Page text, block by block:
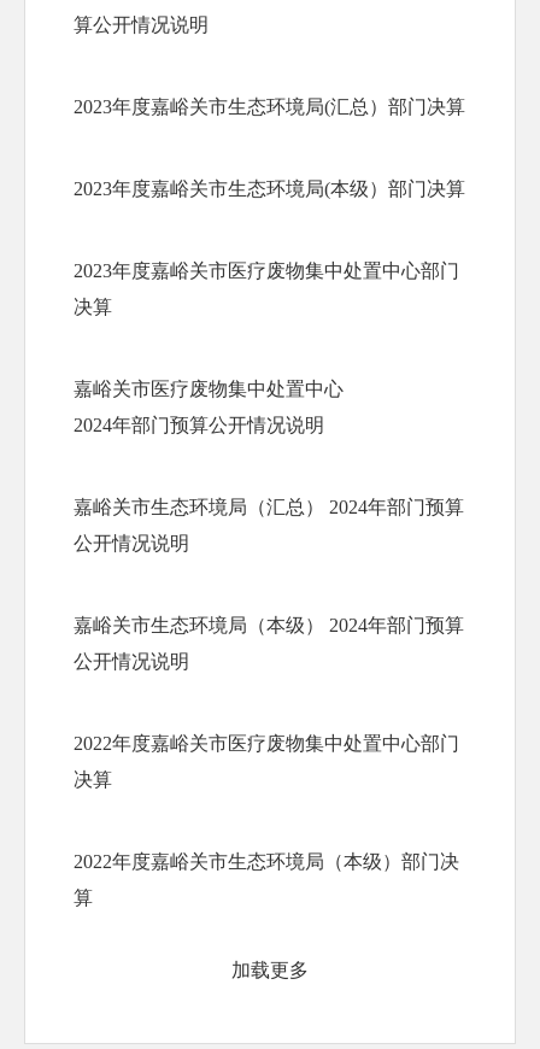
算公开情况说明
2023年度嘉峪关市生态环境局(汇总）部门决算
2023年度嘉峪关市生态环境局(本级）部门决算
2023年度嘉峪关市医疗废物集中处置中心部门
决算
嘉峪关市医疗废物集中处置中心
2024年部门预算公开情况说明
嘉峪关市生态环境局（汇总） 2024年部门预算
公开情况说明
嘉峪关市生态环境局（本级） 2024年部门预算
公开情况说明
2022年度嘉峪关市医疗废物集中处置中心部门
决算
2022年度嘉峪关市生态环境局（本级）部门决
算
加载更多